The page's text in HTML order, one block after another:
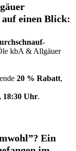
einen Blick:
kbA & Allgäuer
20 % Rabatt,
18:30 Uhr.
Ein